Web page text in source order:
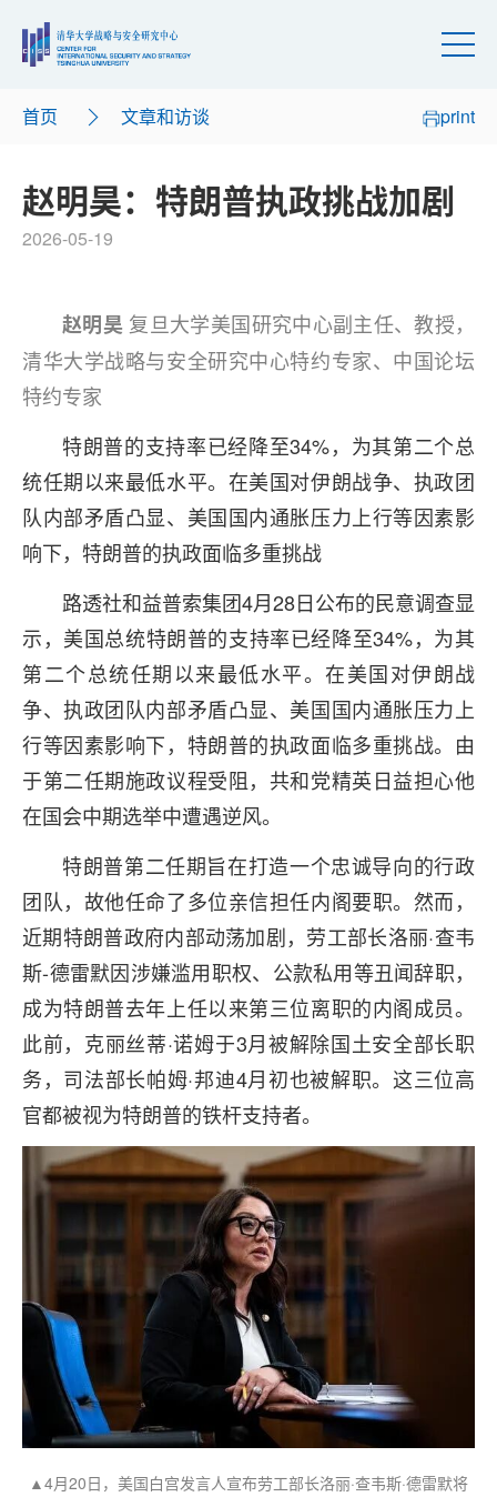
首页 文章和访谈 print
赵明昊：特朗普执政挑战加剧
2026-05-19
赵明昊 复旦大学美国研究中心副主任、教授，
清华大学战略与安全研究中心特约专家、中国论坛
特约专家
特朗普的支持率已经降至34%，为其第二个总
统任期以来最低水平。在美国对伊朗战争、执政团
队内部矛盾凸显、美国国内通胀压力上行等因素影
响下，特朗普的执政面临多重挑战
路透社和益普索集团4月28日公布的民意调查显
示，美国总统特朗普的支持率已经降至34%，为其
第二个总统任期以来最低水平。在美国对伊朗战
争、执政团队内部矛盾凸显、美国国内通胀压力上
行等因素影响下，特朗普的执政面临多重挑战。由
于第二任期施政议程受阻，共和党精英日益担心他
在国会中期选举中遭遇逆风。
特朗普第二任期旨在打造一个忠诚导向的行政
团队，故他任命了多位亲信担任内阁要职。然而，
近期特朗普政府内部动荡加剧，劳工部长洛丽·查韦
斯-德雷默因涉嫌滥用职权、公款私用等丑闻辞职，
成为特朗普去年上任以来第三位离职的内阁成员。
此前，克丽丝蒂·诺姆于3月被解除国土安全部长职
务，司法部长帕姆·邦迪4月初也被解职。这三位高
官都被视为特朗普的铁杆支持者。
▲4月20日，美国白宫发言人宣布劳工部长洛丽·查韦斯·德雷默将